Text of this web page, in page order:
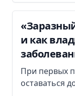
и как
При первых
оставаться